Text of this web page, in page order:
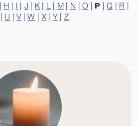
H I J K L M N |O P |Q R
U |V|W X| Y| Z